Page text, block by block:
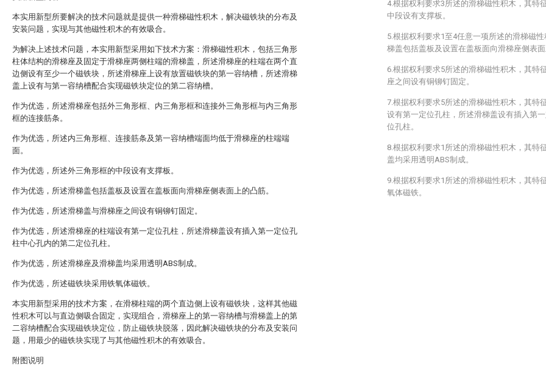
本实用新型所要解决的技术问题就是提供一种滑梯磁性积木，解决磁铁块的分布及
安装问题，实现与其他磁性积木的有效吸合。
为解决上述技术问题，本实用新型采用如下技术方案：滑梯磁性积木，包括三角形
柱体结构的滑梯座及固定于滑梯座两侧柱端的滑梯盖，所述滑梯座的柱端在两个直
边侧设有至少一个磁铁块，所述滑梯座上设有放置磁铁块的第一容纳槽，所述滑梯
盖上设有与第一容纳槽配合实现磁铁块定位的第二容纳槽。
作为优选，所述滑梯座包括外三角形框、内三角形框和连接外三角形框与内三角形
框的连接筋条。
作为优选，所述内三角形框、连接筋条及第一容纳槽端面均低于滑梯座的柱端端
面。
作为优选，所述外三角形框的中段设有支撑板。
作为优选，所述滑梯盖包括盖板及设置在盖板面向滑梯座侧表面上的凸筋。
作为优选，所述滑梯盖与滑梯座之间设有铜铆钉固定。
作为优选，所述滑梯座的柱端设有第一定位孔柱，所述滑梯盖设有插入第一定位孔
柱中心孔内的第二定位孔柱。
作为优选，所述滑梯座及滑梯盖均采用透明ABS制成。
作为优选，所述磁铁块采用铁氧体磁铁。
本实用新型采用的技术方案，在滑梯柱端的两个直边侧上设有磁铁块，这样其他磁
性积木可以与直边侧吸合固定，实现组合，滑梯座上的第一容纳槽与滑梯盖上的第
二容纳槽配合实现磁铁块定位，防止磁铁块脱落，因此解决磁铁块的分布及安装问
题，用最少的磁铁块实现了与其他磁性积木的有效吸合。
附图说明
4.根据权利要求3所述的滑梯磁性积木，其特
中段设有支撑板。
5.根据权利要求1至4任意一项所述的滑梯磁
梯盖包括盖板及设置在盖板面向滑梯座侧表面
6.根据权利要求5所述的滑梯磁性积木，其特
座之间设有铜铆钉固定。
7.根据权利要求5所述的滑梯磁性积木，其特
设有第一定位孔柱，所述滑梯盖设有插入第
位孔柱。
8.根据权利要求1所述的滑梯磁性积木，其特
盖均采用透明ABS制成。
9.根据权利要求1所述的滑梯磁性积木，其特
氧体磁铁。